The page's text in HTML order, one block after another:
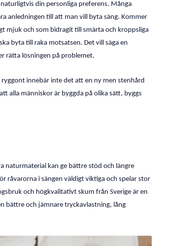
din personliga preferens. Många
anledningen till att man vill byta säng. Kommer
mjuk och som bidragit till smärta och kroppsliga
byta till raka motsatsen. Det vill säga en
rätta lösningen på problemet.
innebär inte det att en ny men stenhård
alla människor är byggda på olika sätt, byggs
naturmaterial kan ge bättre stöd och längre
råvarorna i sängen väldigt viktiga och spelar stor
och högkvalitativt skum från Sverige är en
bättre och jämnare tryckavlastning, lång